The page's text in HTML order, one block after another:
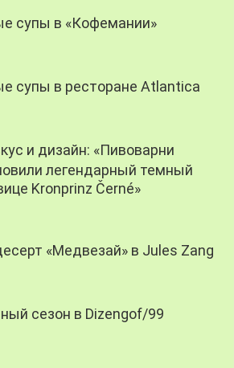
супы в «Кофемании»
супы в ресторане Atlantica
и дизайн: «Пивоварни
легендарный темный
Kronprinz Černé»
«Медвезай» в Jules Zang
сезон в Dizengof/99